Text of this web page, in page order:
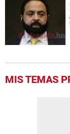
MIS TEMAS